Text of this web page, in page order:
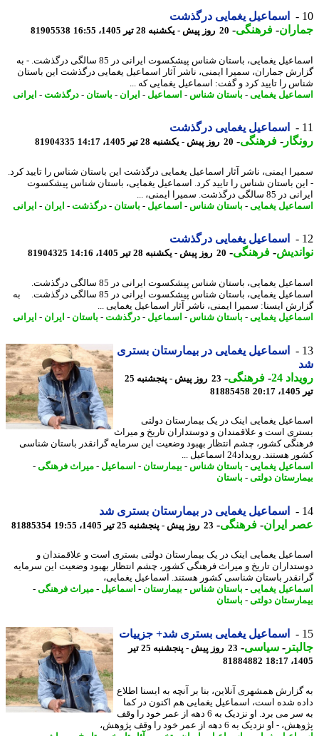
اسماعیل یغمایی درگذشت
- فرهنگی-20 روز پیش - یکشنبه 28 تیر 1405، 16:55 81905538
اسماعیل یغمایی، باستان شناس پیشکسوت ایرانی در 85 سالگی درگذشت. - به
جماران، سمیرا ایمنی، ناشر آثار اسماعیل یغمایی درگذشت این باستان
را تایید کرد و گفت: اسماعیل یغمایی که ...
یغمایی-باستان شناس-اسماعیل-ایران - باستان-درگذشت-ایرانی
اسماعیل یغمایی درگذشت
-فرهنگی-20 روز پیش - یکشنبه 28 تیر 1405، 14:17 81904335
ایمنی، ناشر آثار اسماعیل یغمایی درگذشت این باستان شناس را تایید کرد.
باستان شناس را تایید کرد. اسماعیل یغمایی، باستان شناس پیشکسوت
درگذشت. سمیرا ایمنی، ...
یغمایی-باستان شناس-اسماعیل-باستان-درگذشت-ایران - ایرانی
اسماعیل یغمایی درگذشت
-فرهنگی-20 روز پیش - یکشنبه 28 تیر 1405، 14:16 81904325
اسماعیل یغمایی، باستان شناس پیشکسوت ایرانی در 85 سالگی درگذشت.
اسماعیل یغمایی، باستان شناس پیشکسوت ایرانی در 85 سالگی درگذشت. به
ایسنا: سمیرا ایمنی، ناشر آثار اسماعیل یغمایی ...
یغمایی-باستان شناس-اسماعیل-درگذشت-باستان-ایران - ایرانی
اسماعیل یغمایی در بیمارستان بستری
24
-فرهنگی-
23 روز پیش - پنجشنبه 25
81885458
یغمایی اینک در یک بیمارستان دولتی
است و علاقمندان و دوستداران تاریخ و میراث
کشور، چشم انتظار بهبود وضعیت این سرمایه گرانقدر باستان شناسی
رویداد24 اسماعیل ...
یغمایی-باستان شناس-بیمارستان-اسماعیل-میراث فرهنگی-
دولتی-باستان
اسماعیل یغمایی در بیمارستان بستری شد
ایران- فرهنگی-23 روز پیش - پنجشنبه 25 تیر 1405، 19:55 81885354
یغمایی اینک در یک بیمارستان دولتی بستری است و علاقمندان و
تاریخ و میراث فرهنگی کشور، چشم انتظار بهبود وضعیت این سرمایه
باستان شناسی کشور هستند. اسماعیل یغمایی،
یغمایی-باستان شناس-بیمارستان-اسماعیل-میراث فرهنگی-
دولتی-باستان
اسماعیل یغمایی بستری شد+ جزییات
-سیاسی-
23 روز پیش - پنجشنبه 25 تیر
81884882
همشهری آنلاین، بنا بر آنچه به ایسنا اطلاع
شده است، اسماعیل یغمایی هم اکنون در کما
به سر می برد. او نزدیک به 6 دهه از عمر خود را وقف
او نزدیک به 6 دهه از عمر خود را وقف پژوهش،